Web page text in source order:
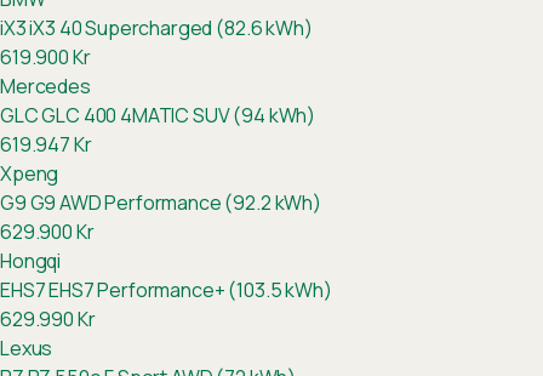
iX3iX3 40 Supercharged (82.6 kWh)
619.900Kr
Mercedes
GLCGLC 400 4MATIC SUV (94 kWh)
619.947Kr
Xpeng
G9G9 AWD Performance (92.2 kWh)
629.900Kr
Hongqi
EHS7EHS7 Performance+ (103.5 kWh)
629.990Kr
Lexus